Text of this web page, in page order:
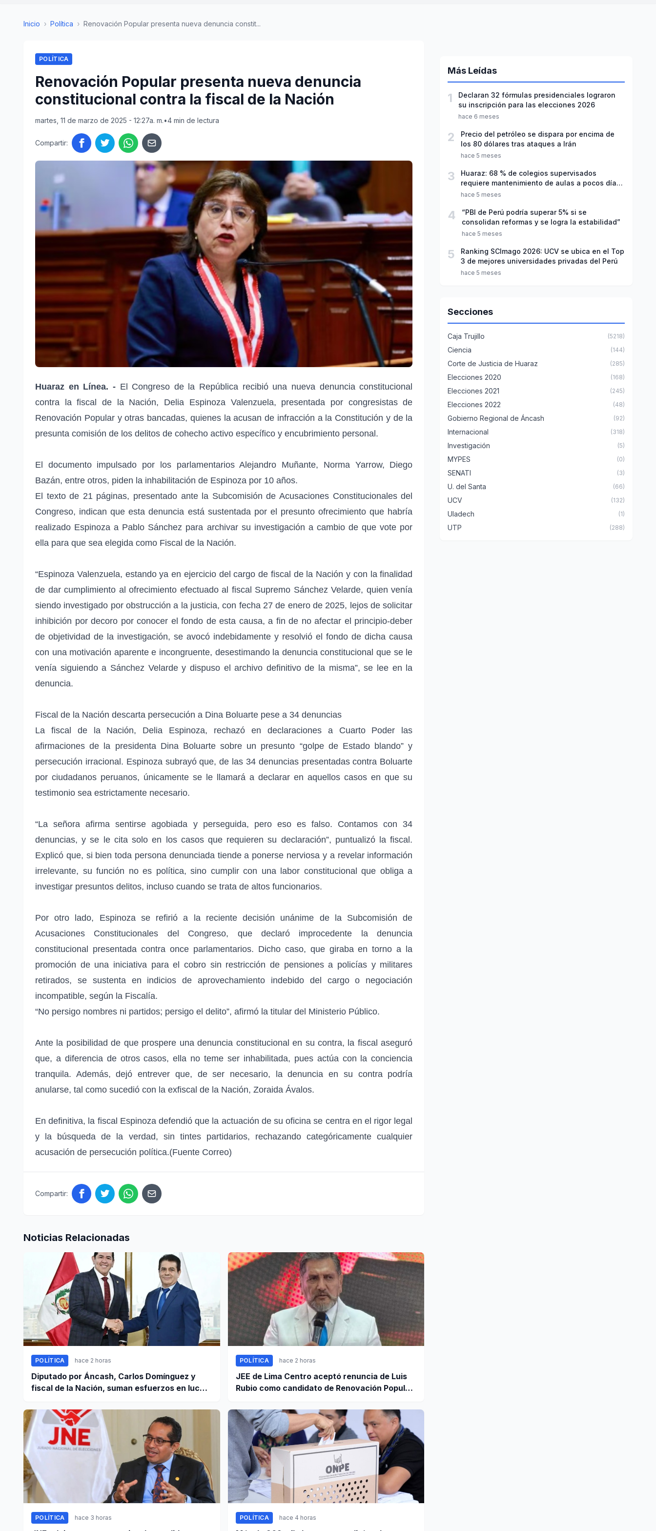
Inicio › Política › Renovación Popular presenta nueva denuncia constit...
POLÍTICA
Renovación Popular presenta nueva denuncia
constitucional contra la fiscal de la Nación
martes, 11 de marzo de 2025 - 12:27a. m.•4 min de lectura
Compartir:
Huaraz en Línea. - El Congreso de la República recibió una nueva denuncia constitucional
contra la fiscal de la Nación, Delia Espinoza Valenzuela, presentada por congresistas de
Renovación Popular y otras bancadas, quienes la acusan de infracción a la Constitución y de la
presunta comisión de los delitos de cohecho activo específico y encubrimiento personal.
El documento impulsado por los parlamentarios Alejandro Muñante, Norma Yarrow, Diego
Bazán, entre otros, piden la inhabilitación de Espinoza por 10 años.
El texto de 21 páginas, presentado ante la Subcomisión de Acusaciones Constitucionales del
Congreso, indican que esta denuncia está sustentada por el presunto ofrecimiento que habría
realizado Espinoza a Pablo Sánchez para archivar su investigación a cambio de que vote por
ella para que sea elegida como Fiscal de la Nación.
“Espinoza Valenzuela, estando ya en ejercicio del cargo de fiscal de la Nación y con la finalidad
de dar cumplimiento al ofrecimiento efectuado al fiscal Supremo Sánchez Velarde, quien venía
siendo investigado por obstrucción a la justicia, con fecha 27 de enero de 2025, lejos de solicitar
inhibición por decoro por conocer el fondo de esta causa, a fin de no afectar el principio-deber
de objetividad de la investigación, se avocó indebidamente y resolvió el fondo de dicha causa
con una motivación aparente e incongruente, desestimando la denuncia constitucional que se le
venía siguiendo a Sánchez Velarde y dispuso el archivo definitivo de la misma”, se lee en la
denuncia.
Fiscal de la Nación descarta persecución a Dina Boluarte pese a 34 denuncias
La fiscal de la Nación, Delia Espinoza, rechazó en declaraciones a Cuarto Poder las
afirmaciones de la presidenta Dina Boluarte sobre un presunto “golpe de Estado blando” y
persecución irracional. Espinoza subrayó que, de las 34 denuncias presentadas contra Boluarte
por ciudadanos peruanos, únicamente se le llamará a declarar en aquellos casos en que su
testimonio sea estrictamente necesario.
“La señora afirma sentirse agobiada y perseguida, pero eso es falso. Contamos con 34
denuncias, y se le cita solo en los casos que requieren su declaración”, puntualizó la fiscal.
Explicó que, si bien toda persona denunciada tiende a ponerse nerviosa y a revelar información
irrelevante, su función no es política, sino cumplir con una labor constitucional que obliga a
investigar presuntos delitos, incluso cuando se trata de altos funcionarios.
Por otro lado, Espinoza se refirió a la reciente decisión unánime de la Subcomisión de
Acusaciones Constitucionales del Congreso, que declaró improcedente la denuncia
constitucional presentada contra once parlamentarios. Dicho caso, que giraba en torno a la
promoción de una iniciativa para el cobro sin restricción de pensiones a policías y militares
retirados, se sustenta en indicios de aprovechamiento indebido del cargo o negociación
incompatible, según la Fiscalía.
“No persigo nombres ni partidos; persigo el delito”, afirmó la titular del Ministerio Público.
Ante la posibilidad de que prospere una denuncia constitucional en su contra, la fiscal aseguró
que, a diferencia de otros casos, ella no teme ser inhabilitada, pues actúa con la conciencia
tranquila. Además, dejó entrever que, de ser necesario, la denuncia en su contra podría
anularse, tal como sucedió con la exfiscal de la Nación, Zoraida Ávalos.
En definitiva, la fiscal Espinoza defendió que la actuación de su oficina se centra en el rigor legal
y la búsqueda de la verdad, sin tintes partidarios, rechazando categóricamente cualquier
acusación de persecución política.(Fuente Correo)
Compartir:
Noticias Relacionadas
POLÍTICA hace 2 horas
Diputado por Áncash, Carlos Domínguez y
fiscal de la Nación, suman esfuerzos en lucha
POLÍTICA hace 2 horas
JEE de Lima Centro aceptó renuncia de Luis
Rubio como candidato de Renovación Popular
POLÍTICA hace 3 horas POLÍTICA hace 4 horas
Más Leídas
1
Declaran 32 fórmulas presidenciales lograron
su inscripción para las elecciones 2026
hace 6 meses
2
Precio del petróleo se dispara por encima de
los 80 dólares tras ataques a Irán
hace 5 meses
3
Huaraz: 68 % de colegios supervisados
requiere mantenimiento de aulas a pocos días
de inicio del año escolar 2026
hace 5 meses
4
“PBI de Perú podría superar 5% si se
consolidan reformas y se logra la estabilidad”
hace 5 meses
5
Ranking SCImago 2026: UCV se ubica en el Top
3 de mejores universidades privadas del Perú
hace 5 meses
Secciones
Caja Trujillo (5218)
Ciencia (144)
Corte de Justicia de Huaraz (285)
Elecciones 2020 (168)
Elecciones 2021 (245)
Elecciones 2022 (48)
Gobierno Regional de Áncash (92)
Internacional (318)
Investigación (5)
MYPES (0)
SENATI (3)
U. del Santa (66)
UCV (132)
Uladech (1)
UTP (288)